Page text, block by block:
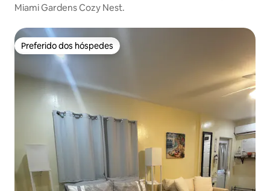
Miami Gardens Cozy Nest.
Preferido dos hóspedes
Preferido dos hóspedes